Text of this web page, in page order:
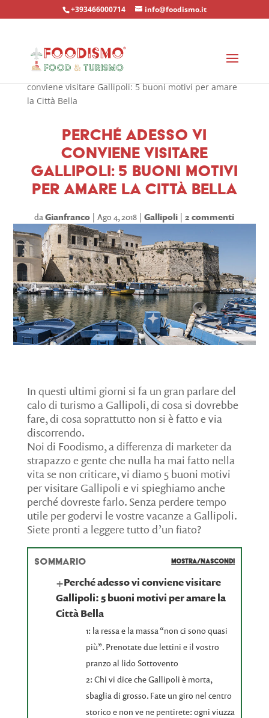
+393466000714 info@foodismo.it
Home»Località»Gallipoli
conviene visitare Gallipoli: 5 buoni motivi per amare
la Città Bella
Perché adesso vi
conviene visitare
Gallipoli: 5 buoni motivi
per amare la Città Bella
daGianfranco Ago 4, 2018 Gallipoli 2 commenti
In questi ultimi giorni si fa un gran parlare del
calo di turismo a Gallipoli, di cosa si dovrebbe
fare, di cosa soprattutto non si è fatto e via
discorrendo.
Noi di Foodismo, a differenza di marketer da
strapazzo e gente che nulla ha mai fatto nella
vita se non criticare, vi diamo 5 buoni motivi
per visitare Gallipoli e vi spieghiamo anche
perché dovreste farlo. Senza perdere tempo
utile per godervi le vostre vacanze a Gallipoli.
Siete pronti a leggere tutto d’un fiato?
MOSTRA/NASCONDI
SOMMARIO
+Perché adesso vi conviene visitare
Gallipoli: 5 buoni motivi per amare la
Città Bella
1: la ressa e la massa “non ci sono quasi
più”. Prenotate due lettini e il vostro
pranzo al lido Sottovento
2: Chi vi dice che Gallipoli è morta,
sbaglia di grosso. Fate un giro nel centro
storico e non ve ne pentirete: ogni viuzza